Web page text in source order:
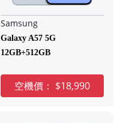
Samsung
Galaxy A57 5G
12GB+512GB
空機價： $18,990